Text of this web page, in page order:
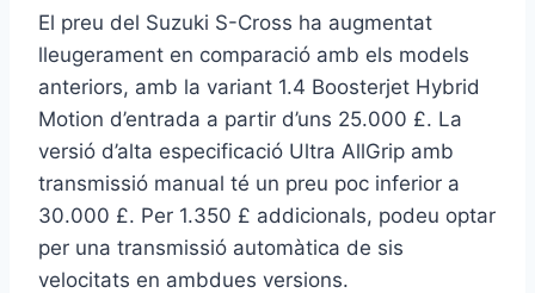
El preu del Suzuki S-Cross ha augmentat
lleugerament en comparació amb els models
anteriors, amb la variant 1.4 Boosterjet Hybrid
Motion d’entrada a partir d’uns 25.000 £. La
versió d’alta especificació Ultra AllGrip amb
transmissió manual té un preu poc inferior a
30.000 £. Per 1.350 £ addicionals, podeu optar
per una transmissió automàtica de sis
velocitats en ambdues versions.